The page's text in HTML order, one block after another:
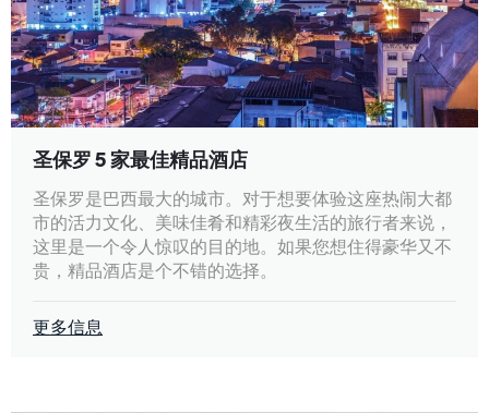
圣保罗 5 家最佳精品酒店
圣保罗是巴西最大的城市。对于想要体验这座热闹大都
市的活力文化、美味佳肴和精彩夜生活的旅行者来说，
这里是一个令人惊叹的目的地。如果您想住得豪华又不
贵，精品酒店是个不错的选择。
更多信息